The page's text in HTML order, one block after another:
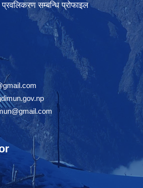
सम्बन्धि प्रोफाइल